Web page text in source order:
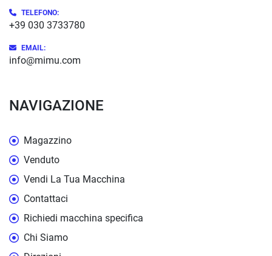
TELEFONO:
+39 030 3733780
EMAIL:
info@mimu.com
NAVIGAZIONE
Magazzino
Venduto
Vendi La Tua Macchina
Contattaci
Richiedi macchina specifica
Chi Siamo